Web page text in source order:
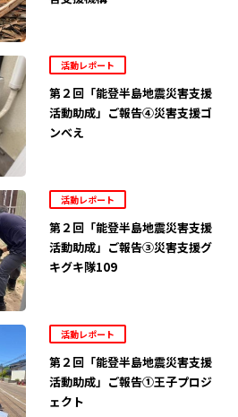
活動レポート
第２回「能登半島地震災害支援
活動助成」ご報告④災害支援ゴ
ンべえ
活動レポート
第２回「能登半島地震災害支援
活動助成」ご報告③災害支援グ
キグキ隊109
活動レポート
第２回「能登半島地震災害支援
活動助成」ご報告①王子プロジ
ェクト